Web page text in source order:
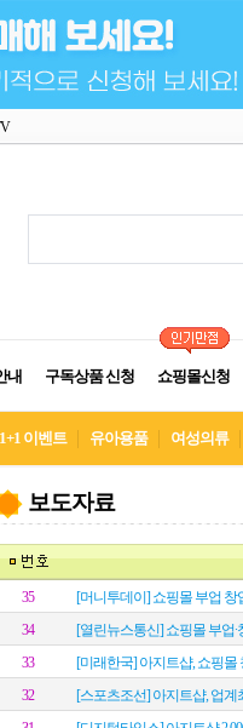
내 구독상품 신청 쇼핑몰신청
1+1 이벤트 유아용품 여성의류
보도자료
35
[머니투데이] 쇼핑몰 부업 창
34
[열린뉴스통신] 쇼핑몰 부업
33
[미래한국] 아지트샵, 쇼핑몰
32
[스포츠조선] 아지트샵, 업